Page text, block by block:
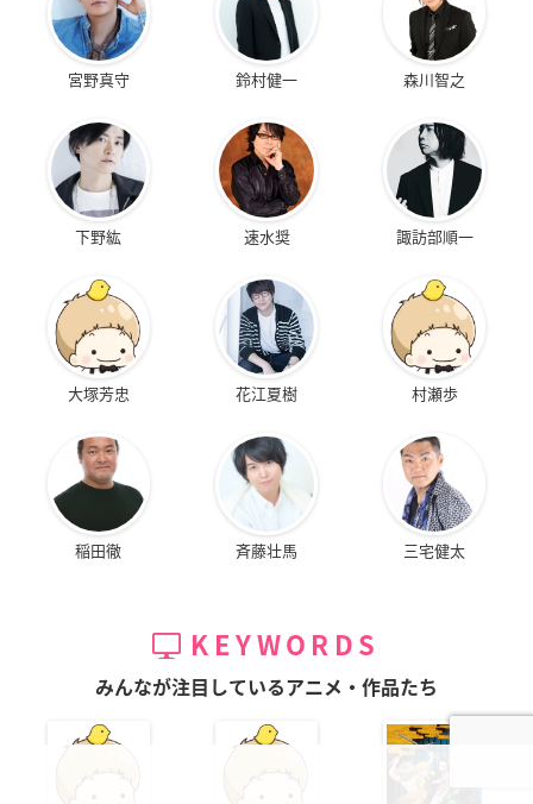
宮野真守 鈴村健一 森川智之
下野紘 速水奨 諏訪部順一
大塚芳忠 花江夏樹 村瀬歩
稲田徹 斉藤壮馬 三宅健太
KEYWORDS
みんなが注目しているアニメ・作品たち